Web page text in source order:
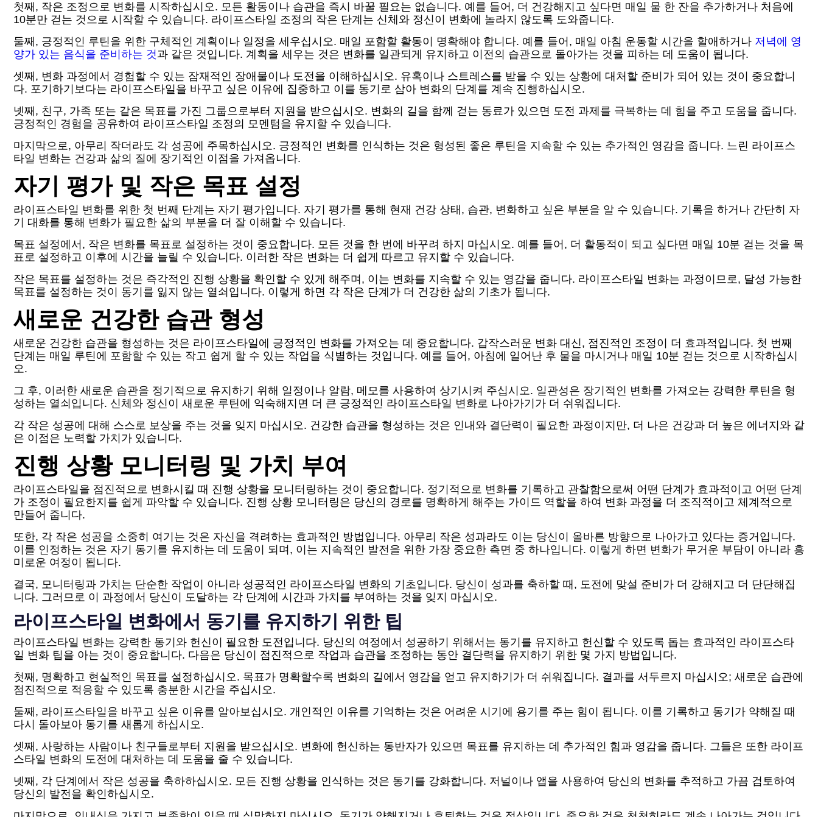
첫째, 작은 조정으로 변화를 시작하십시오. 모든 활동이나 습관을 즉시 바꿀 필요는 없습니다. 예를 들어, 더 건강해지고 싶다면 매일 물 한 잔을 추가하거나 처음에
10분만 걷는 것으로 시작할 수 있습니다. 라이프스타일 조정의 작은 단계는 신체와 정신이 변화에 놀라지 않도록 도와줍니다.
둘째, 긍정적인 루틴을 위한 구체적인 계획이나 일정을 세우십시오. 매일 포함할 활동이 명확해야 합니다. 예를 들어, 매일 아침 운동할 시간을 할애하거나 저녁에 영
양가 있는 음식을 준비하는 것과 같은 것입니다. 계획을 세우는 것은 변화를 일관되게 유지하고 이전의 습관으로 돌아가는 것을 피하는 데 도움이 됩니다.
셋째, 변화 과정에서 경험할 수 있는 잠재적인 장애물이나 도전을 이해하십시오. 유혹이나 스트레스를 받을 수 있는 상황에 대처할 준비가 되어 있는 것이 중요합니
다. 포기하기보다는 라이프스타일을 바꾸고 싶은 이유에 집중하고 이를 동기로 삼아 변화의 단계를 계속 진행하십시오.
넷째, 친구, 가족 또는 같은 목표를 가진 그룹으로부터 지원을 받으십시오. 변화의 길을 함께 걷는 동료가 있으면 도전 과제를 극복하는 데 힘을 주고 도움을 줍니다.
긍정적인 경험을 공유하여 라이프스타일 조정의 모멘텀을 유지할 수 있습니다.
마지막으로, 아무리 작더라도 각 성공에 주목하십시오. 긍정적인 변화를 인식하는 것은 형성된 좋은 루틴을 지속할 수 있는 추가적인 영감을 줍니다. 느린 라이프스
타일 변화는 건강과 삶의 질에 장기적인 이점을 가져옵니다.
자기 평가 및 작은 목표 설정
라이프스타일 변화를 위한 첫 번째 단계는 자기 평가입니다. 자기 평가를 통해 현재 건강 상태, 습관, 변화하고 싶은 부분을 알 수 있습니다. 기록을 하거나 간단히 자
기 대화를 통해 변화가 필요한 삶의 부분을 더 잘 이해할 수 있습니다.
목표 설정에서, 작은 변화를 목표로 설정하는 것이 중요합니다. 모든 것을 한 번에 바꾸려 하지 마십시오. 예를 들어, 더 활동적이 되고 싶다면 매일 10분 걷는 것을 목
표로 설정하고 이후에 시간을 늘릴 수 있습니다. 이러한 작은 변화는 더 쉽게 따르고 유지할 수 있습니다.
작은 목표를 설정하는 것은 즉각적인 진행 상황을 확인할 수 있게 해주며, 이는 변화를 지속할 수 있는 영감을 줍니다. 라이프스타일 변화는 과정이므로, 달성 가능한
목표를 설정하는 것이 동기를 잃지 않는 열쇠입니다. 이렇게 하면 각 작은 단계가 더 건강한 삶의 기초가 됩니다.
새로운 건강한 습관 형성
새로운 건강한 습관을 형성하는 것은 라이프스타일에 긍정적인 변화를 가져오는 데 중요합니다. 갑작스러운 변화 대신, 점진적인 조정이 더 효과적입니다. 첫 번째
단계는 매일 루틴에 포함할 수 있는 작고 쉽게 할 수 있는 작업을 식별하는 것입니다. 예를 들어, 아침에 일어난 후 물을 마시거나 매일 10분 걷는 것으로 시작하십시
오.
그 후, 이러한 새로운 습관을 정기적으로 유지하기 위해 일정이나 알람, 메모를 사용하여 상기시켜 주십시오. 일관성은 장기적인 변화를 가져오는 강력한 루틴을 형
성하는 열쇠입니다. 신체와 정신이 새로운 루틴에 익숙해지면 더 큰 긍정적인 라이프스타일 변화로 나아가기가 더 쉬워집니다.
각 작은 성공에 대해 스스로 보상을 주는 것을 잊지 마십시오. 건강한 습관을 형성하는 것은 인내와 결단력이 필요한 과정이지만, 더 나은 건강과 더 높은 에너지와 같
은 이점은 노력할 가치가 있습니다.
진행 상황 모니터링 및 가치 부여
라이프스타일을 점진적으로 변화시킬 때 진행 상황을 모니터링하는 것이 중요합니다. 정기적으로 변화를 기록하고 관찰함으로써 어떤 단계가 효과적이고 어떤 단계
가 조정이 필요한지를 쉽게 파악할 수 있습니다. 진행 상황 모니터링은 당신의 경로를 명확하게 해주는 가이드 역할을 하여 변화 과정을 더 조직적이고 체계적으로
만들어 줍니다.
또한, 각 작은 성공을 소중히 여기는 것은 자신을 격려하는 효과적인 방법입니다. 아무리 작은 성과라도 이는 당신이 올바른 방향으로 나아가고 있다는 증거입니다.
이를 인정하는 것은 자기 동기를 유지하는 데 도움이 되며, 이는 지속적인 발전을 위한 가장 중요한 측면 중 하나입니다. 이렇게 하면 변화가 무거운 부담이 아니라 흥
미로운 여정이 됩니다.
결국, 모니터링과 가치는 단순한 작업이 아니라 성공적인 라이프스타일 변화의 기초입니다. 당신이 성과를 축하할 때, 도전에 맞설 준비가 더 강해지고 더 단단해집
니다. 그러므로 이 과정에서 당신이 도달하는 각 단계에 시간과 가치를 부여하는 것을 잊지 마십시오.
라이프스타일 변화에서 동기를 유지하기 위한 팁
라이프스타일 변화는 강력한 동기와 헌신이 필요한 도전입니다. 당신의 여정에서 성공하기 위해서는 동기를 유지하고 헌신할 수 있도록 돕는 효과적인 라이프스타
일 변화 팁을 아는 것이 중요합니다. 다음은 당신이 점진적으로 작업과 습관을 조정하는 동안 결단력을 유지하기 위한 몇 가지 방법입니다.
첫째, 명확하고 현실적인 목표를 설정하십시오. 목표가 명확할수록 변화의 길에서 영감을 얻고 유지하기가 더 쉬워집니다. 결과를 서두르지 마십시오; 새로운 습관에
점진적으로 적응할 수 있도록 충분한 시간을 주십시오.
둘째, 라이프스타일을 바꾸고 싶은 이유를 알아보십시오. 개인적인 이유를 기억하는 것은 어려운 시기에 용기를 주는 힘이 됩니다. 이를 기록하고 동기가 약해질 때
다시 돌아보아 동기를 새롭게 하십시오.
셋째, 사랑하는 사람이나 친구들로부터 지원을 받으십시오. 변화에 헌신하는 동반자가 있으면 목표를 유지하는 데 추가적인 힘과 영감을 줍니다. 그들은 또한 라이프
스타일 변화의 도전에 대처하는 데 도움을 줄 수 있습니다.
넷째, 각 단계에서 작은 성공을 축하하십시오. 모든 진행 상황을 인식하는 것은 동기를 강화합니다. 저널이나 앱을 사용하여 당신의 변화를 추적하고 가끔 검토하여
당신의 발전을 확인하십시오.